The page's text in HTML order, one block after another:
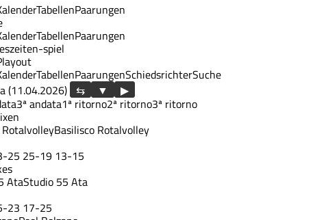
TabellenPaarungen
TabellenPaarungen
spiel
TabellenPaarungenSchiedsrichterSuche
(11.04.2026)
▶
3ª andata1ª ritorno2ª ritorno3ª ritorno
Basilisco Rotalvolley
-25 25-19 13-15
Studio 55 Ata
-23 17-25